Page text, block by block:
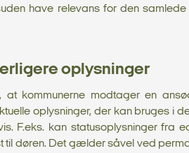
have relevans for den
oplysninger
at kommunerne modtager en
oplysninger, der kan bruges i
F.eks. kan statusoplysninger fra
til døren. Det gælder såvel ved